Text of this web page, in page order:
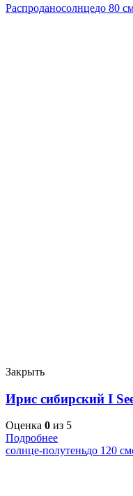
Распроданосолнцедо 80
Закрыть
Ирис сибирский I
Оценка 0 из 5
Подробнее
солнце-полутеньдо 120 см